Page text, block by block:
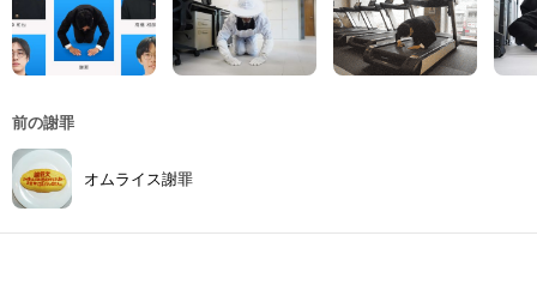
前の謝罪
オムライス謝罪